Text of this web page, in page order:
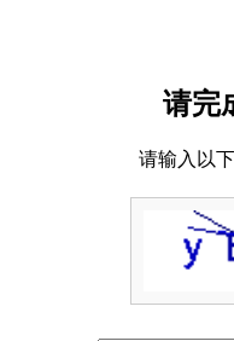
请完
请输入以